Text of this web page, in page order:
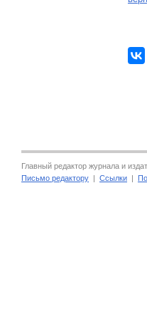
Главный редактор журнала и
Письмо редактору | Ссылки |